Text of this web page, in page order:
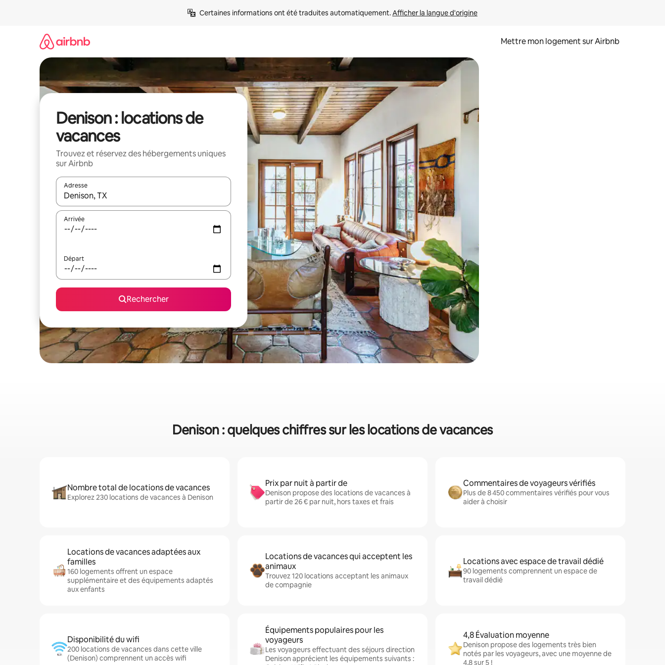
Certaines informations ont été traduites automatiquement. Afficher la langue d'origine
Mettre mon logement sur Airbnb
Denison : locations de
vacances
Trouvez et réservez des hébergements uniques
sur Airbnb
Adresse
Lorsque les résultats s'affichent, utilisez les flèches vers le haut et vers le bas pour les parcourir ou en appuyant et en faisant glisser.
Arrivée
Départ
Rechercher
Denison : quelques chiffres sur les locations de vacances
Nombre total de locations de vacances
Explorez 230 locations de vacances à Denison
Prix par nuit à partir de
Denison propose des locations de vacances à
partir de 26 € par nuit, hors taxes et frais
Commentaires de voyageurs vérifiés
Plus de 8 450 commentaires vérifiés pour vous
aider à choisir
Locations de vacances adaptées aux
familles
160 logements offrent un espace
supplémentaire et des équipements adaptés
aux enfants
Locations de vacances qui acceptent les
animaux
Trouvez 120 locations acceptant les animaux
de compagnie
Locations avec espace de travail dédié
90 logements comprennent un espace de
travail dédié
Disponibilité du wifi
200 locations de vacances dans cette ville
(Denison) comprennent un accès wifi
Équipements populaires pour les
voyageurs
Les voyageurs effectuant des séjours direction
Denison apprécient les équipements suivants :
4,8 Évaluation moyenne
Denison propose des logements très bien
notés par les voyageurs, avec une moyenne de
4,8 sur 5 !